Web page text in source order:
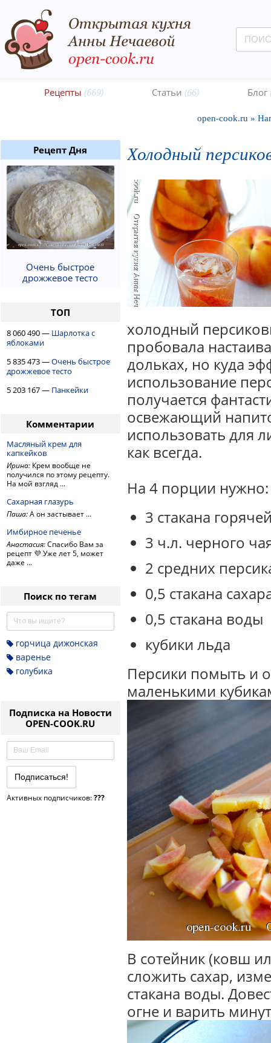
Рецепты (669) Статьи (66) Блог
open-cook.ru »
Рецепт Дня
Очень быстрое
дрожжевое тесто
ТОП
8 060 490 — Шарлотка с
яблоками
5 835 473 —Очень быстрое
дрожжевое тесто
5 203 167 — Панкейки
Комментарии
Масляный крем для
капкейков
Ирина: Крем вообще не
получился по этому рецепту.
На мой взгляд ...
Сахарная глазурь
Паша:А он застывает ...
Имбирное печенье
Анастасия:Спасибо Вам за
рецепт 💜 Уже лет 5, может
даже ...
Поиск по тегам
горчица дижонская
варенье
голубика
Подписка на Новости
OPEN-COOK.RU
Активных подписчиков:???
Холодный
холодный
пробовала
дольках, но куда
использование
получается
освежающий
использовать для
как всегда.
На 4 порции нужно:
3 стакана
3 ч.л. черного
2 средних
0,5 стакана
0,5 стакана воды
кубики льда
Персики помыть и
маленькими
В сотейник (ковш
сложить сахар,
стакана воды.
огне и варить